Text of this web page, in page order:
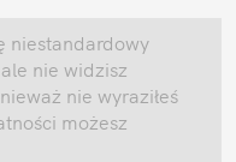
niestandardowy
nie widzisz
nie wyraziłeś
możesz